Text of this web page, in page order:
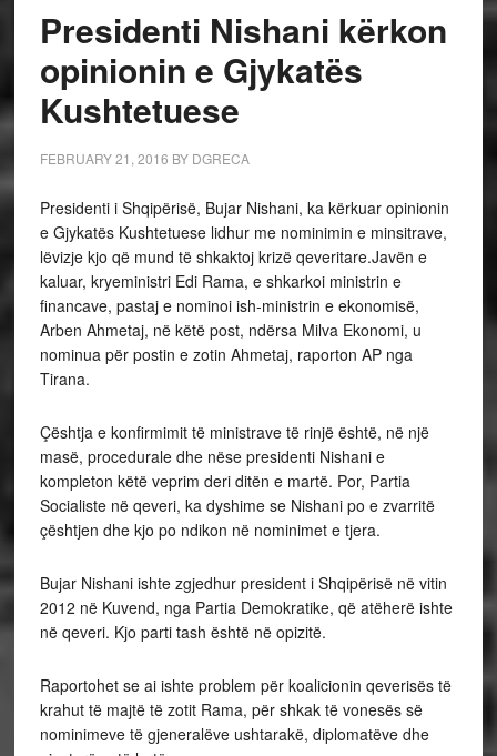
Presidenti Nishani kërkon
opinionin e Gjykatës
Kushtetuese
FEBRUARY 21, 2016 BY DGRECA
Presidenti i Shqipërisë, Bujar Nishani, ka kërkuar opinionin
e Gjykatës Kushtetuese lidhur me nominimin e minsitrave,
lëvizje kjo që mund të shkaktoj krizë qeveritare.Javën e
kaluar, kryeministri Edi Rama, e shkarkoi ministrin e
financave, pastaj e nominoi ish-ministrin e ekonomisë,
Arben Ahmetaj, në këtë post, ndërsa Milva Ekonomi, u
nominua për postin e zotin Ahmetaj, raporton AP nga
Tirana.
Çështja e konfirmimit të ministrave të rinjë është, në një
masë, procedurale dhe nëse presidenti Nishani e
kompleton këtë veprim deri ditën e martë. Por, Partia
Socialiste në qeveri, ka dyshime se Nishani po e zvarritë
çështjen dhe kjo po ndikon në nominimet e tjera.
Bujar Nishani ishte zgjedhur president i Shqipërisë në vitin
2012 në Kuvend, nga Partia Demokratike, që atëherë ishte
në qeveri. Kjo parti tash është në opizitë.
Raportohet se ai ishte problem për koalicionin qeverisës të
krahut të majtë të zotit Rama, për shkak të vonesës së
nominimeve të gjeneralëve ushtarakë, diplomatëve dhe